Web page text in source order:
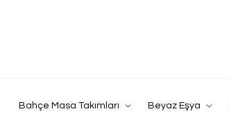
Bahçe Masa Takımları Beyaz Eşya